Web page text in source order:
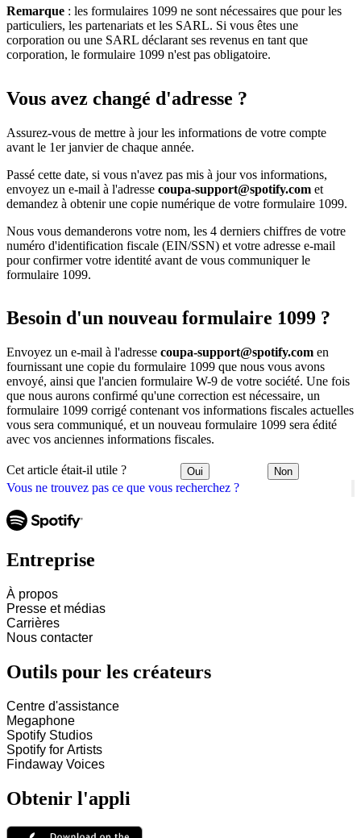
Vous ne trouvez pas ce que vous recherchez ?
Remarque : les formulaires 1099 ne sont nécessaires que pour les
particuliers, les partenariats et les SARL. Si vous êtes une
corporation ou une SARL déclarant ses revenus en tant que
corporation, le formulaire 1099 n'est pas obligatoire.
Vous avez changé d'adresse ?
Assurez-vous de mettre à jour les informations de votre compte
avant le 1er janvier de chaque année.
Passé cette date, si vous n'avez pas mis à jour vos informations,
envoyez un e-mail à l'adresse coupa-support@spotify.com et
demandez à obtenir une copie numérique de votre formulaire 1099.
Nous vous demanderons votre nom, les 4 derniers chiffres de votre
numéro d'identification fiscale (EIN/SSN) et votre adresse e-mail
pour confirmer votre identité avant de vous communiquer le
formulaire 1099.
Besoin d'un nouveau formulaire 1099 ?
Envoyez un e-mail à l'adresse coupa-support@spotify.com en
fournissant une copie du formulaire 1099 que nous vous avons
envoyé, ainsi que l'ancien formulaire W-9 de votre société. Une fois
que nous aurons confirmé qu'une correction est nécessaire, un
formulaire 1099 corrigé contenant vos informations fiscales actuelles
vous sera communiqué, et un nouveau formulaire 1099 sera édité
avec vos anciennes informations fiscales.
Cet article était-il utile ? Oui Non
Entreprise
À propos
Presse et médias
Carrières
Nous contacter
Outils pour les créateurs
Centre d'assistance
Megaphone
Spotify Studios
Spotify for Artists
Findaway Voices
Obtenir l'appli